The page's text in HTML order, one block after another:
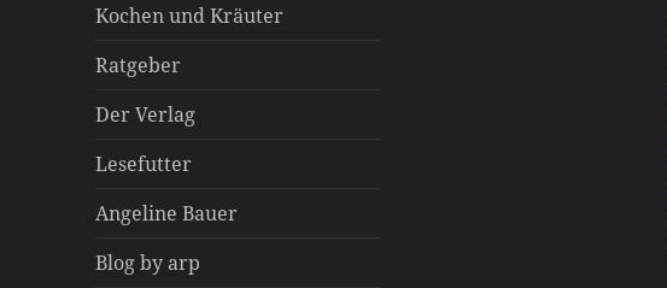
Kochen und Kräuter
Ratgeber
Der Verlag
Lesefutter
Angeline Bauer
Blog by arp